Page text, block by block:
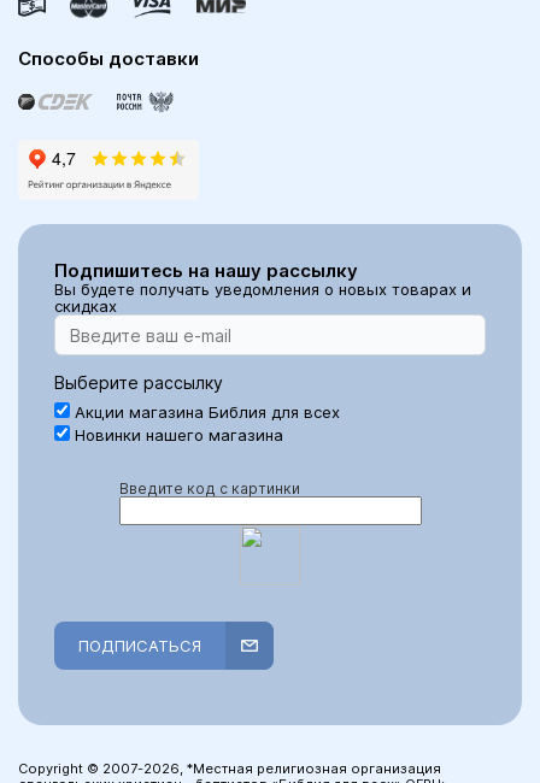
Способы доставки
Подпишитесь на нашу рассылку
Вы будете получать уведомления о новых товарах и
скидках
Выберите рассылку
Акции магазина Библия для всех
Новинки нашего магазина
Введите код с картинки
ПОДПИСАТЬСЯ
Copyright © 2007-2026, *Местная религиозная организация